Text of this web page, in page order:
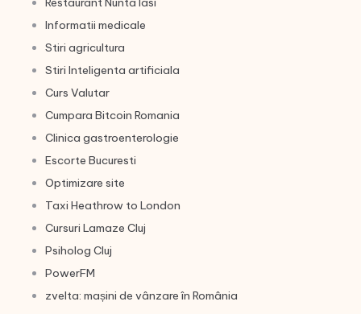
Informatii medicale
Stiri agricultura
Stiri Inteligenta artificiala
Curs Valutar
Cumpara Bitcoin Romania
Clinica gastroenterologie
Escorte Bucuresti
Optimizare site
Taxi Heathrow to London
Cursuri Lamaze Cluj
Psiholog Cluj
PowerFM
zvelta: mașini de vânzare în România